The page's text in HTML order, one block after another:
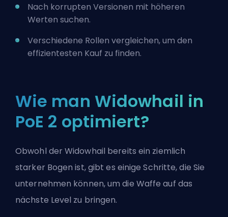
Nach korrupten Versionen mit höheren
Werten suchen.
Verschiedene Rollen vergleichen, um den
effizientesten Kauf zu finden.
Wie man Widowhail in
PoE 2 optimiert?
Obwohl der Widowhail bereits ein ziemlich
starker Bogen ist, gibt es einige Schritte, die Sie
unternehmen können, um die Waffe auf das
nächste Level zu bringen.